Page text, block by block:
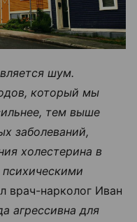
шум.
который мы
тем выше
заболеваний,
холестерина в
врач-нарколог Иван
агрессивна для